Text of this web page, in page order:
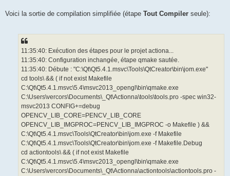
Voici la sortie de compilation simplifiée (étape Tout Compiler seule):
11:35:40: Exécution des étapes pour le projet actiona...
11:35:40: Configuration inchangée, étape qmake sautée.
11:35:40: Débute : "C:\Qt\Qt5.4.1.msvc\Tools\QtCreator\bin\jom.exe"
cd tools\ && ( if not exist Makefile
C:\Qt\Qt5.4.1.msvc\5.4\msvc2013_opengl\bin\qmake.exe
C:\Users\vercors\Documents\_Qt\Actionna\tools\tools.pro -spec win32-
msvc2013 CONFIG+=debug
OPENCV_LIB_CORE=PENCV_LIB_CORE
OPENCV_LIB_IMGPROC=PENCV_LIB_IMGPROC -o Makefile ) &&
C:\Qt\Qt5.4.1.msvc\Tools\QtCreator\bin\jom.exe -f Makefile
C:\Qt\Qt5.4.1.msvc\Tools\QtCreator\bin\jom.exe -f Makefile.Debug
cd actiontools\ && ( if not exist Makefile
C:\Qt\Qt5.4.1.msvc\5.4\msvc2013_opengl\bin\qmake.exe
C:\Users\vercors\Documents\_Qt\Actionna\actiontools\actiontools.pro -